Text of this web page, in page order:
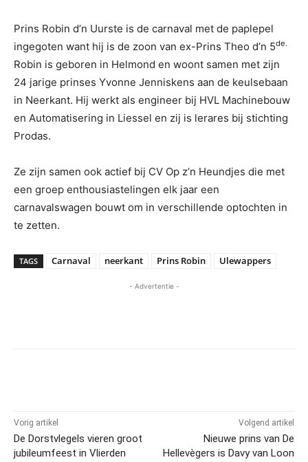
Prins Robin d’n Uurste is de carnaval met de paplepel
ingegoten want hij is de zoon van ex-Prins Theo d’n 5de.
Robin is geboren in Helmond en woont samen met zijn
24 jarige prinses Yvonne Jenniskens aan de keulsebaan
in Neerkant. Hij werkt als engineer bij HVL Machinebouw
en Automatisering in Liessel en zij is lerares bij stichting
Prodas.
Ze zijn samen ook actief bij CV Op z’n Heundjes die met
een groep enthousiastelingen elk jaar een
carnavalswagen bouwt om in verschillende optochten in
te zetten.
TAGS Carnaval neerkant Prins Robin Ulewappers
- Advertentie -
Vorig artikel
De Dorstvlegels vieren groot
jubileumfeest in Vlierden
Volgend artikel
Nieuwe prins van De
Hellevègers is Davy van Loon